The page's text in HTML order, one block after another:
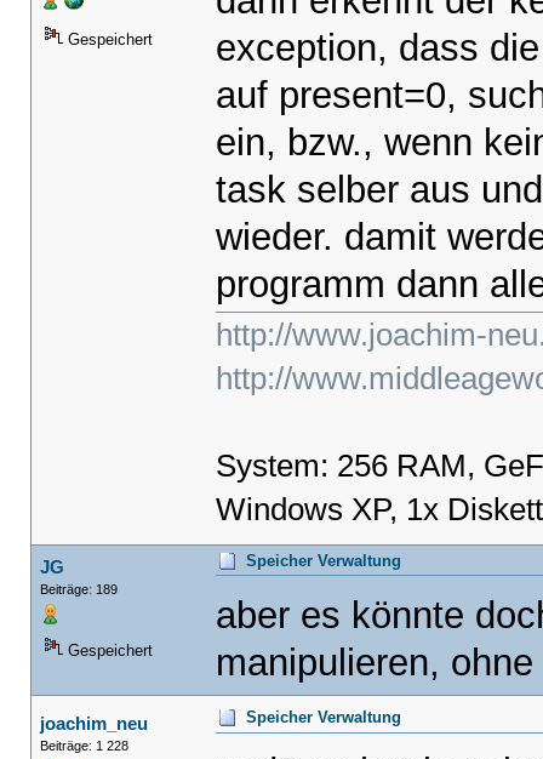
Gespeichert
exception, dass
auf present=0,
ein, bzw., wenn
task selber aus
wieder. damit
programm dann
http://www.joachim-
http://
System: 256 RAM,
Windows XP, 1x
JG
Beiträge: 189
Gespeichert
Speicher Verwaltung
aber es könnte
manipulieren,
joachim_neu
Beiträge: 1 228
Speicher Verwaltung